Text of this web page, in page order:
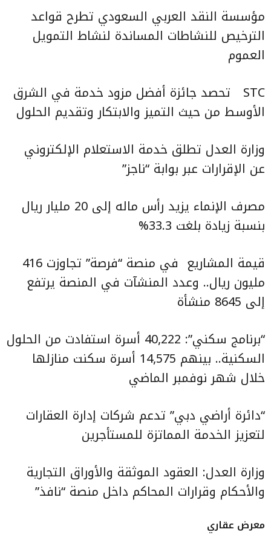
مؤسسة النقد العربي السعودي تطرح قواعد
الترخيص للنشاطات المساندة لنشاط التمويل
العموم
STC
تحصد جائزة أفضل مزود خدمة في الشرق
الأوسط من حيث التميز والابتكار وتقديم الحلول
وزارة العدل تطلق خدمة الاستعلام الإلكتروني
عن الإقرارات عبر بوابة “ناجز”
مصرف الإنماء يزيد رأس ماله إلى 20 مليار ريال
بنسبة زيادة بلغت 33.3%
قيمة المشاريع
في منصة “فرصة” تجاوزت 416
مليون ريال.. وعدد المنشآت في المنصة يرتفع
إلى 8645 منشأة
“برنامج سكني”: 40,222 أسرة استفادت من الحلول
السكنية.. بينهم 14,575 أسرة سكنت منازلها
خلال شهر نوفمبر الماضي
“دائرة أراضي دبي” تدعم شركات إدارة العقارات
لتعزيز الخدمة المماتزة للمستأجرين
وزارة العدل: العقود الموثقة والأوراق التجارية
والأحكام وقرارات المحاكم داخل منصة “نافذ”
معرض عقاري